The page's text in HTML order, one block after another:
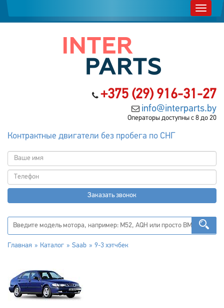
+375 (29) 916-31-27
info@interparts.by
Операторы доступны с 8 до 20
Контрактные двигатели без пробега по СНГ
Заказать звонок
Главная Каталог Saab 9-3 хэтчбек